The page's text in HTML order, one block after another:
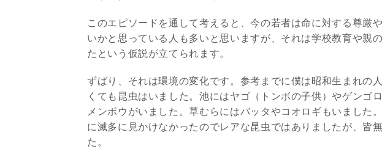
このエピソードを通して考えると、今の若者は命に対する尊厳
いかと思っている人も多いと思いますが、それは学校教育や親
たという仮説が立てられます。
ずばり、それは環境の変化です。参考までに僕は昭和生まれの
くても昆虫はいました。池にはヤゴ（トンボの子供）やゲンゴ
メンボウがいました。草むらにはバッタやコオロギもいました
に滅多に見かけなかったのでレアな昆虫ではありましたが、皆
た。